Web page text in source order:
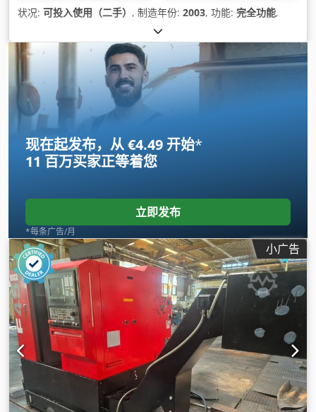
状况: 可投入使用（二手） , 制造年份: 2003, 功能: 完全功能,
现在起发布，从 €4.49 开始*
11 百万买家正等着您
立即发布
*每条广告/月
小广告